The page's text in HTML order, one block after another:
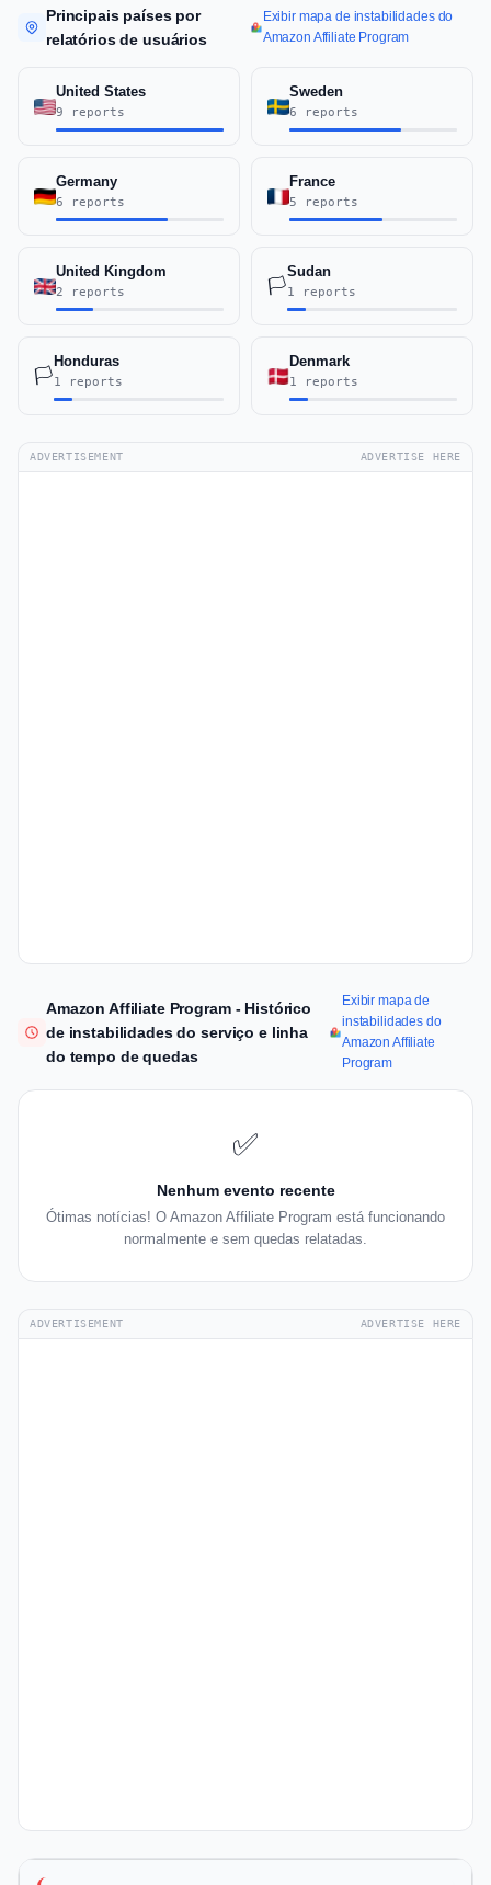
Principais países por
relatórios de usuários
Exibir mapa de instabilidades do
Amazon Affiliate Program
United States
9 reports
Sweden
6 reports
Germany
6 reports
France
5 reports
United Kingdom
2 reports 🏳️
Sudan
1 reports
🏳️
Honduras
1 reports
Denmark
1 reports
ADVERTISEMENT ADVERTISE HERE
Amazon Affiliate Program - Histórico
de instabilidades do serviço e linha
do tempo de quedas
Exibir mapa de
instabilidades do
Amazon Affiliate
Program
✅
Nenhum evento recente
Ótimas notícias! O Amazon Affiliate Program está funcionando
normalmente e sem quedas relatadas.
ADVERTISEMENT ADVERTISE HERE